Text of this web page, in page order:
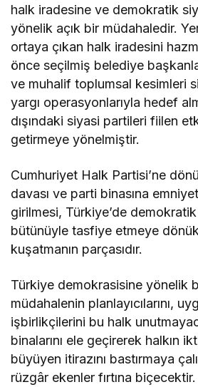
halk iradesine ve demokratik
yönelik açık bir müdahaledir.
ortaya çıkan halk iradesini
önce seçilmiş belediye
ve muhalif toplumsal kesimleri
yargı operasyonlarıyla hedef
dışındaki siyasi partileri fiilen
getirmeye yönelmiştir.
Cumhuriyet Halk Partisi’ne
davası ve parti binasına
girilmesi, Türkiye’de demokratik
bütünüyle tasfiye etmeye
kuşatmanın parçasıdır.
Türkiye demokrasisine yönelik
müdahalenin planlayıcılarını,
işbirlikçilerini bu halk
binalarını ele geçirerek halkın
büyüyen itirazını bastırmaya
rüzgâr ekenler fırtına biçecektir.